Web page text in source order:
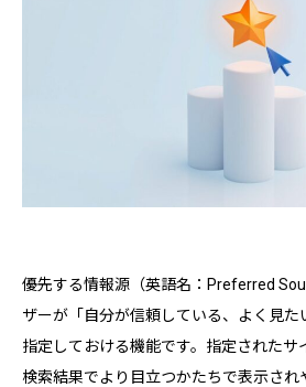
優先する情報源（英語名：Preferred
ザーが「自分が信頼している、よく見た
指定しておける機能です。指定されたサ
検索結果でより目立つかたちで表示され